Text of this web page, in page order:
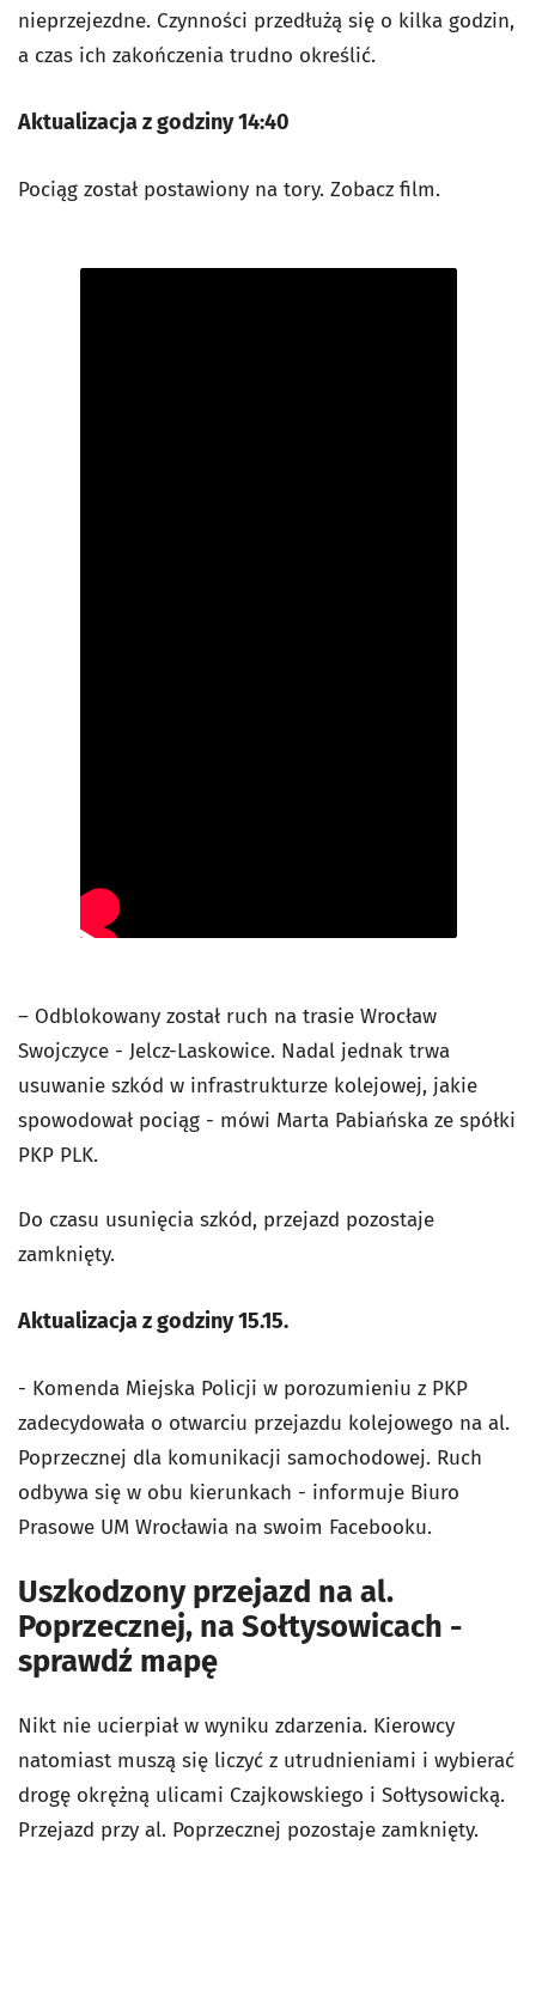
nieprzejezdne. Czynności przedłużą się o kilka godzin,
a czas ich zakończenia trudno określić.
Aktualizacja z godziny 14:40
Pociąg został postawiony na tory. Zobacz film.
– Odblokowany został ruch na trasie Wrocław
Swojczyce - Jelcz-Laskowice. Nadal jednak trwa
usuwanie szkód w infrastrukturze kolejowej, jakie
spowodował pociąg - mówi Marta Pabiańska ze spółki
PKP PLK.
Do czasu usunięcia szkód, przejazd pozostaje
zamknięty.
Aktualizacja z godziny 15.15.
- Komenda Miejska Policji w porozumieniu z PKP
zadecydowała o otwarciu przejazdu kolejowego na al.
Poprzecznej dla komunikacji samochodowej. Ruch
odbywa się w obu kierunkach - informuje Biuro
Prasowe UM Wrocławia na swoim Facebooku.
Uszkodzony przejazd na al.
Poprzecznej, na Sołtysowicach -
sprawdź mapę
Nikt nie ucierpiał w wyniku zdarzenia. Kierowcy
natomiast muszą się liczyć z utrudnieniami i wybierać
drogę okrężną ulicami Czajkowskiego i Sołtysowicką.
Przejazd przy al. Poprzecznej pozostaje zamknięty.